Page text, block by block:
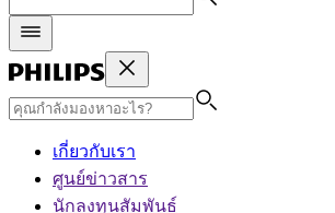
เกี่ยวกับเรา
ศูนย์ข่าวสาร
นักลงทุนสัมพันธ์